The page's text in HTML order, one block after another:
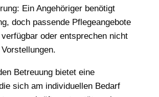
Ein Angehöriger benötigt
doch passende Pflegeangebote
oder entsprechen nicht
Betreuung bietet eine
sich am individuellen Bedarf